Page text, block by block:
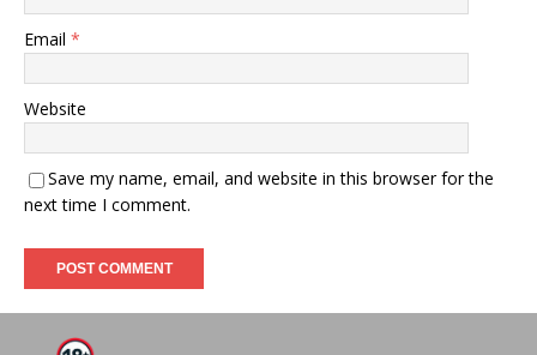
Email *
Website
Save my name, email, and website in this browser for the
next time I comment.